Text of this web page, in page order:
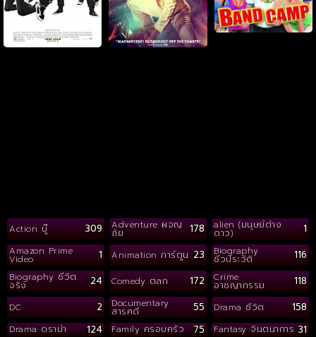
Action บู๊ 309 Adventure ผจญ
ภัย 178 alien (มนุษย์ต่าง
ดาว) 1
Amazon Prime
Video 1 Animation การ์ตูน 23 Biography
ชีวประวัติ 116
Biography ชีวิต
จริง 24 Comedy ตลก 172 Crime
อาชญากรรม 118
DC 2 Documentary
สารคดี 55 Drama ชีวิต 158
Drama ดราม่า 124 Family ครอบครัว 75 Fantasy จินตนาการ 31